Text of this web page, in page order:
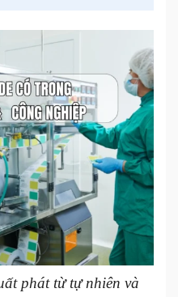
phát từ tự nhiên và